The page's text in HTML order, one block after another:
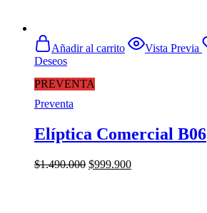
PREVENTA
Añadir al carrito Vista Previa
Deseos
Preventa
Elíptica Comercial B06
$1.490.000 El
$999.900El